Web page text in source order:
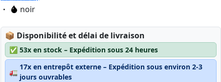
Eigenschaft:
noir
📦 Lagerstatus:
Disponibilité et délai de livraison
✅ 53x en stock – Expédition sous 24 heures
🚛
17x en entrepôt externe – Expédition sous environ 2-3
jours ouvrables